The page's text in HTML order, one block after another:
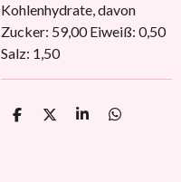
Kohlenhydrate, davon
Zucker: 59,00 Eiweiß: 0,50
Salz: 1,50
T
T
T
T